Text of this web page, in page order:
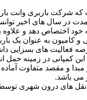
که شرکت باربری وانت بار
در سال های اخیر
خود اختصاص دهد و علاوه
کامیون به عنوان یک
فعالیت های بسزایی
کمپانی در زمینه حمل
و مقصد متفاوت آماده
می باشد.
های درون شهری توسط